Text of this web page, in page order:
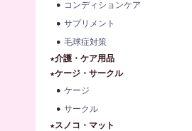
コンディションケア
サプリメント
毛球症対策
★介護・ケア用品
★ケージ・サークル
ケージ
サークル
★スノコ・マット